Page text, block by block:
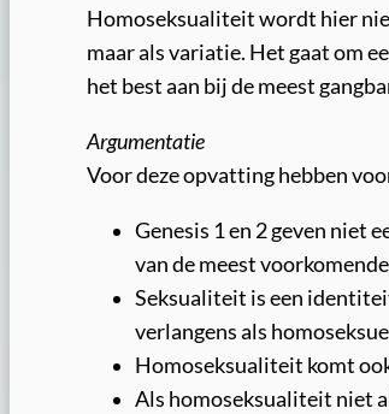
Homoseksualiteit wordt hier
maar als variatie. Het gaat om
het best aan bij de meest
Argumentatie
Voor deze opvatting hebben
Genesis 1 en 2 geven niet
van de meest
Seksualiteit is een
verlangens als
Homoseksualiteit komt
Als homoseksualiteit niet